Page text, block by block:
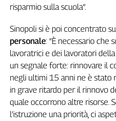
Easy
Inserti
Idea
Diffusa
Le
trasmissioni
tv
risparmio sulla scuola”.
Sinopoli si è poi concentrato
personale: “È necessario che
lavoratrici e dei lavoratori
un segnale forte: rinnovare il
negli ultimi 15 anni ne è stato
in grave ritardo per il rinnovo
quale occorrono altre risorse.
l’istruzione una priorità, ci